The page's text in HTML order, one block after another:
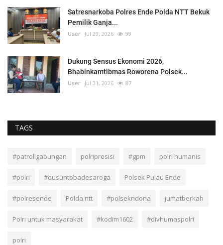
Satresnarkoba Polres Ende Polda NTT Bekuk
Pemilik Ganja...
User Jul 29, 2026 99
Dukung Sensus Ekonomi 2026,
Bhabinkamtibmas Roworena Polsek...
User Jul 31, 2026 87
TAGS
#patroligabungan polripresisi #gpm polri humanis
#polri #dusuntobadesaroga Polsek Pulau Ende
#polresende Polda ntt #polsekndona jumatberkah
Polri untuk masyarakat #kodim1602 #divhumaspolri
polri